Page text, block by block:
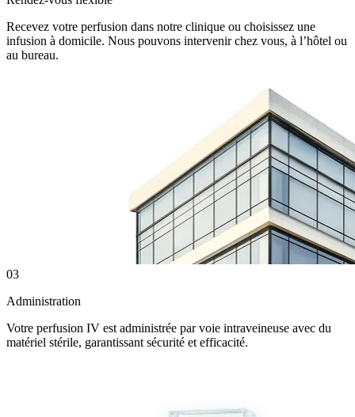
Recevez votre perfusion dans notre clinique ou choisissez une
infusion à domicile. Nous pouvons intervenir chez vous, à l’hôtel ou
au bureau.
03
Administration
Votre perfusion IV est administrée par voie intraveineuse avec du
matériel stérile, garantissant sécurité et efficacité.